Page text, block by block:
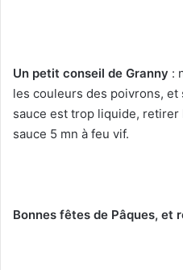
Un petit conseil de Granny :
les couleurs des poivrons, et
sauce est trop liquide,
sauce 5 mn à feu vif.
Bonnes fêtes de Pâques, et